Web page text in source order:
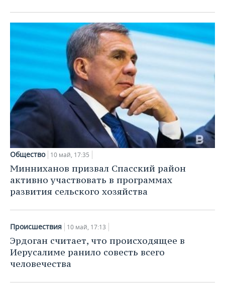
Общество 10 май, 17:35
Минниханов призвал Спасский район
активно участвовать в программах
развития сельского хозяйства
Происшествия 10 май, 17:13
Эрдоган считает, что происходящее в
Иерусалиме ранило совесть всего
человечества